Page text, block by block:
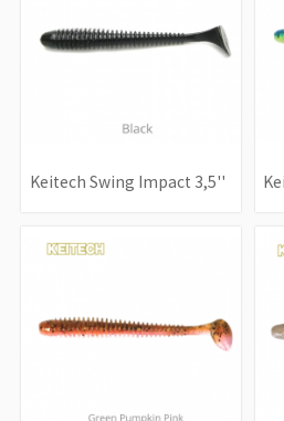
Keitech Swing Impact 3,5''